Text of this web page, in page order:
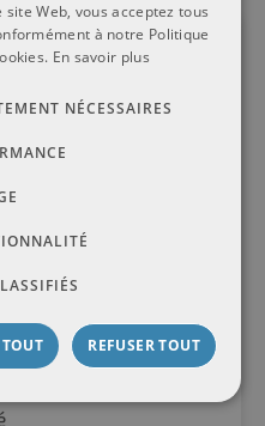
Web, vous acceptez tous
à notre Politique
En savoir plus
NÉCESSAIRES
REFUSER TOUT